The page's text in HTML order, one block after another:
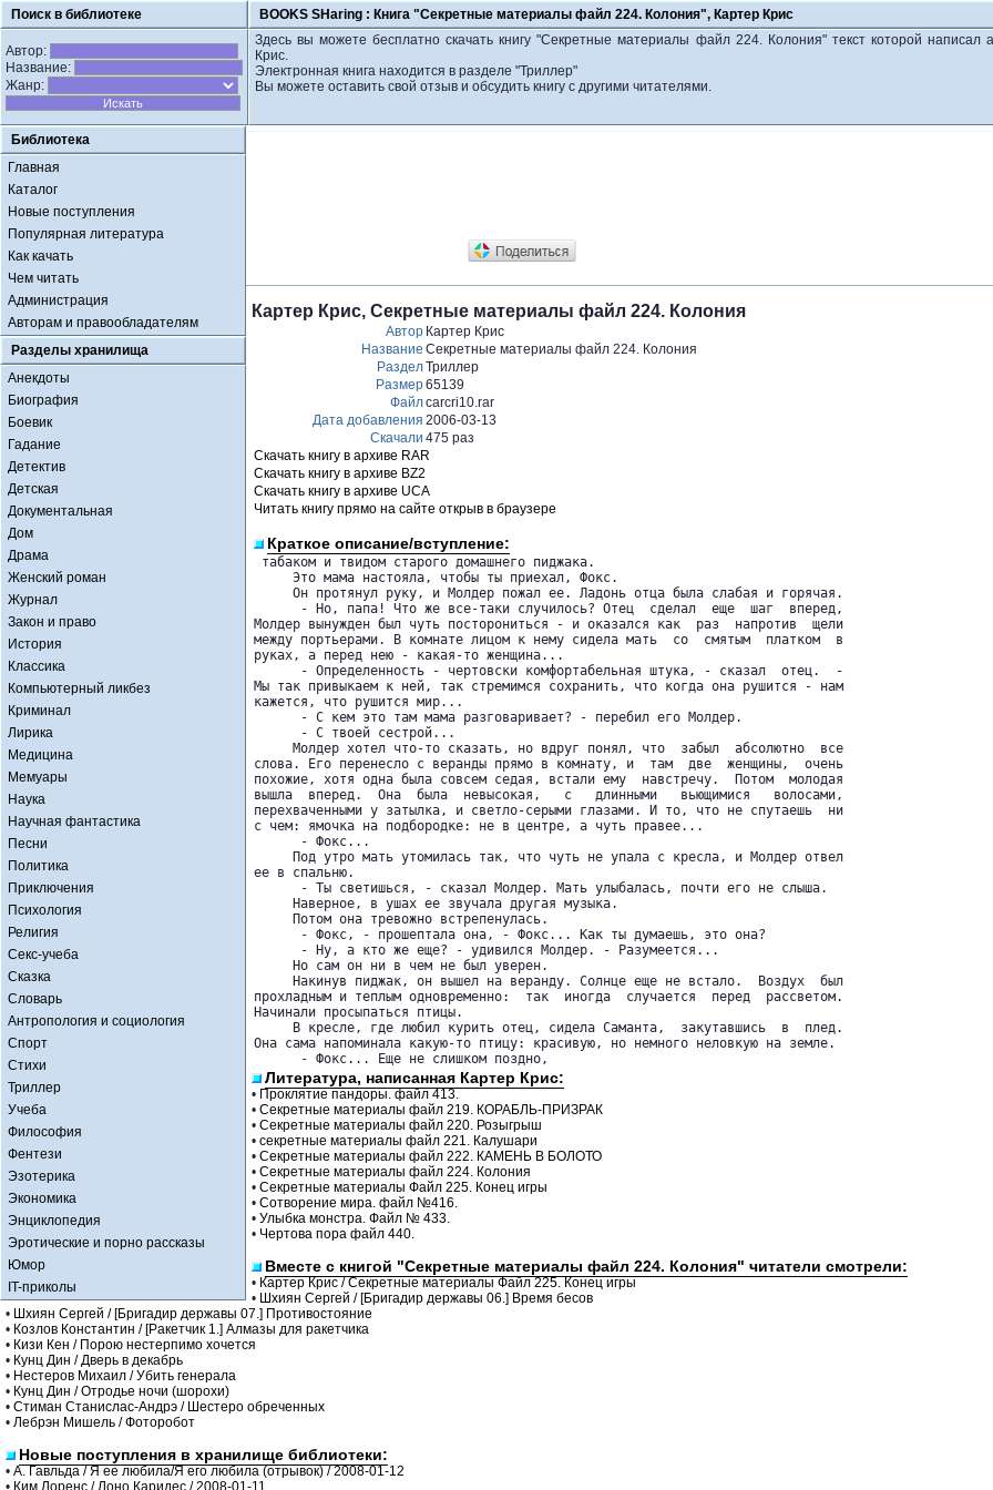
Поиск в библиотеке BOOKS SHaring : Книга "Секретные материалы файл 224. Колония", Картер Крис
Автор:
Название:
Жанр:
Здесь вы можете бесплатно скачать книгу "Секретные материалы файл 224. Колония" текст которой написал
Крис.
Электронная книга находится в разделе "Триллер"
Вы можете оставить свой отзыв и обсудить книгу с другими читателями.
Библиотека
Главная
Каталог
Новые поступления
Популярная литература
Как качать
Чем читать
Администрация
Авторам и правообладателям
Разделы хранилища
Анекдоты
Биография
Боевик
Гадание
Детектив
Детская
Документальная
Дом
Драма
Женский роман
Журнал
Закон и право
История
Классика
Компьютерный ликбез
Криминал
Лирика
Медицина
Мемуары
Наука
Научная фантастика
Песни
Политика
Приключения
Психология
Религия
Секс-учеба
Сказка
Словарь
Антропология и социология
Спорт
Стихи
Триллер
Учеба
Философия
Фентези
Эзотерика
Экономика
Энциклопедия
Эротические и порно рассказы
Юмор
IT-приколы
Картер Крис, Секретные материалы файл 224. Колония
Автор Картер Крис
Название Секретные материалы файл 224. Колония
РазделТриллер
Размер65139
Файлcarcri10.rar
Дата добавления 2006-03-13
Скачали 475 раз
Скачать книгу в архиве RAR
Скачать книгу в архиве BZ2
Скачать книгу в архиве UCA
Читать книгу прямо на сайте открыв в браузере
Краткое описание/вступление:
табаком и твидом старого домашнего пиджака.
     Это мама настояла, чтобы ты приехал, Фокс.
     Он протянул руку, и Молдер пожал ее. Ладонь отца была слабая и горячая.
      - Но, папа! Что же все-таки случилось? Отец  сделал  еще  шаг  вперед,
Молдер вынужден был чуть посторониться - и оказался как  раз  напротив  щели
между портьерами. В комнате лицом к нему сидела мать  со  смятым  платком  в
руках, а перед нею - какая-то женщина...
      - Определенность - чертовски комфортабельная штука, - сказал  отец.  -
Мы так привыкаем к ней, так стремимся сохранить, что когда она рушится - нам
кажется, что рушится мир...
      - С кем это там мама разговаривает? - перебил его Молдер.
      - С твоей сестрой...
     Молдер хотел что-то сказать, но вдруг понял, что  забыл  абсолютно  все
слова. Его перенесло с веранды прямо в комнату, и  там  две  женщины,  очень
похожие, хотя одна была совсем седая, встали ему  навстречу.  Потом  молодая
вышла  вперед.  Она  была  невысокая,   с   длинными   вьющимися   волосами,
перехваченными у затылка, и светло-серыми глазами. И то, что не спутаешь  ни
с чем: ямочка на подбородке: не в центре, а чуть правее...
      - Фокс...
     Под утро мать утомилась так, что чуть не упала с кресла, и Молдер отвел
ее в спальню.
      - Ты светишься, - сказал Молдер. Мать улыбалась, почти его не слыша.
     Наверное, в ушах ее звучала другая музыка.
     Потом она тревожно встрепенулась.
      - Фокс, - прошептала она, - Фокс... Как ты думаешь, это она?
      - Ну, а кто же еще? - удивился Молдер. - Разумеется...
     Но сам он ни в чем не был уверен.
     Накинув пиджак, он вышел на веранду. Солнце еще не встало.  Воздух  был
прохладным и теплым одновременно:  так  иногда  случается  перед  рассветом.
Начинали просыпаться птицы.
     В кресле, где любил курить отец, сидела Саманта,  закутавшись  в  плед.
Она сама напоминала какую-то птицу: красивую, но немного неловкую на земле.
      - Фокс... Еще не слишком поздно,
Литература, написанная Картер Крис:
• Проклятие пандоры. файл 413.
• Секретные материалы файл 219. КОРАБЛЬ-ПРИЗРАК
• Секретные материалы файл 220. Розыгрыш
• секретные материалы файл 221. Калушари
• Секретные материалы файл 222. КАМЕНЬ В БОЛОТО
• Секретные материалы файл 224. Колония
• Секретные материалы Файл 225. Конец игры
• Сотворение мира. файл №416.
• Улыбка монстра. Файл № 433.
• Чертова пора файл 440.
Вместе с книгой "Секретные материалы файл 224. Колония" читатели смотрели:
• Картер Крис / Секретные материалы Файл 225. Конец игры
• Шхиян Сергей / [Бригадир державы 06.] Время бесов
• Шхиян Сергей / [Бригадир державы 07.] Противостояние
• Козлов Константин / [Ракетчик 1.] Алмазы для ракетчика
• Кизи Кен / Порою нестерпимо хочется
• Кунц Дин / Дверь в декабрь
• Нестеров Михаил / Убить генерала
• Кунц Дин / Отродье ночи (шорохи)
• Стиман Станислас-Андрэ / Шестеро обреченных
• Лебрэн Мишель / Фоторобот
Новые поступления в хранилище библиотеки:
• А. Гавльда / Я ее любила/Я его любила (отрывок) / 2008-01-12
• Ким Лоренс / Лоно Каридес / 2008-01-11